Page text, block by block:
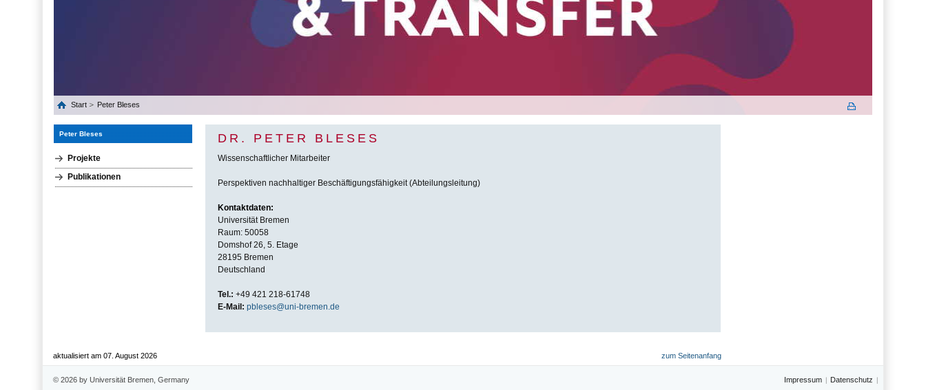
Start Peter Bleses
Peter Bleses
Projekte
Publikationen
DR. PETER BLESES
Wissenschaftlicher Mitarbeiter
Perspektiven nachhaltiger Beschäftigungsfähigkeit (Abteilungsleitung)
Kontaktdaten:
Universität Bremen
Raum: 50058
Domshof 26, 5. Etage
28195 Bremen
Deutschland
Tel.: +49 421 218-61748
E-Mail: pbleses@uni-bremen.de
aktualisiert am 07. August 2026 zum Seitenanfang
© 2026 by Universität Bremen, Germany Impressum Datenschutz